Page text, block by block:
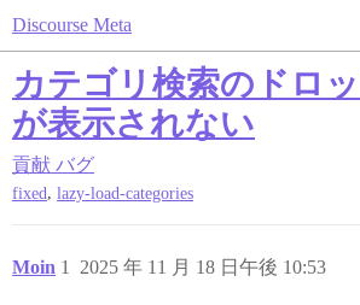
Discourse Meta
カテゴリ検索のドロ
が表示されない
貢献 バグ
fixed, lazy-load-categories
Moin 2025 年 11 月 18 日午後 10:53
1